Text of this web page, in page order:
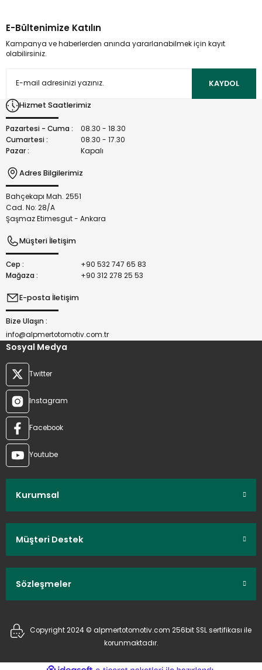
kullanarak tarafımıza iletebilirsiniz.
Görüş ve önerileriniz için teşekkür ederiz.
Ürün açıklamasında eksik bilgiler bulunuyor.
Bu ürüne benzer farklı alternatifler olmalı.
E-Bültenimize Katılın
Kampanya ve haberlerden anında yararlanabilmek için kayıt
olabilirsiniz.
KAYDOL
Hizmet Saatlerimiz
Pazartesi - Cuma :
08.30 - 18.30
Cumartesi :
08.30 - 17.30
Pazar :
Kapalı
Adres Bilgilerimiz
Bahçekapı Mah. 2551
Cad. No: 28/A
Şaşmaz Etimesgut - Ankara
Müşteri İletişim
Cep :
+90 532 747 65 83
Mağaza :
+90 312 278 25 53
E-posta İletişim
Bize Ulaşın :
info@alpmertotomotiv.com.tr
Sosyal Medya
Twitter
Instagram
Facebook
Youtube
Kurumsal
Müşteri Destek
Sözleşmeler
Copyright 2024 © alpmertotomotiv.com 256bit SSL sertifikası ile
korunmaktadır.